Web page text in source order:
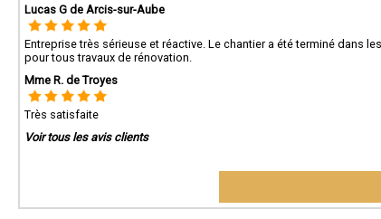
Lucas G de Arcis-sur-Aube
Entreprise très sérieuse et réactive. Le chantier a été terminé dans
pour tous travaux de rénovation.
Mme R. de Troyes
Très satisfaite
Voir tous les avis clients